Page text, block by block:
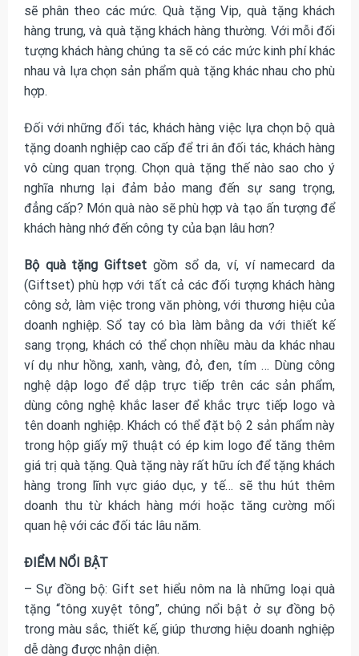
sẽ phân theo các mức. Quà tặng Vip, quà tặng khách
hàng trung, và quà tặng khách hàng thường. Với mỗi đối
tượng khách hàng chúng ta sẽ có các mức kinh phí khác
nhau và lựa chọn sản phẩm quà tặng khác nhau cho phù
hợp.
Đối với những đối tác, khách hàng việc lựa chọn bộ quà
tặng doanh nghiệp cao cấp để tri ân đối tác, khách hàng
vô cùng quan trọng. Chọn quà tặng thế nào sao cho ý
nghĩa nhưng lại đảm bảo mang đến sự sang trọng,
đẳng cấp? Món quà nào sẽ phù hợp và tạo ấn tượng để
khách hàng nhớ đến công ty của bạn lâu hơn?
Bộ quà tặng Giftset gồm sổ da, ví, ví namecard da
(Giftset) phù hợp với tất cả các đối tượng khách hàng
công sở, làm việc trong văn phòng, với thương hiệu của
doanh nghiệp. Sổ tay có bìa làm bằng da với thiết kế
sang trọng, khách có thể chọn nhiều màu da khác nhau
ví dụ như hồng, xanh, vàng, đỏ, đen, tím … Dùng công
nghệ dập logo để dập trực tiếp trên các sản phẩm,
dùng công nghệ khắc laser để khắc trực tiếp logo và
tên doanh nghiệp. Khách có thể đặt bộ 2 sản phẩm này
trong hộp giấy mỹ thuật có ép kim logo để tăng thêm
giá trị quà tặng. Quà tặng này rất hữu ích để tặng khách
hàng trong lĩnh vực giáo dục, y tế… sẽ thu hút thêm
doanh thu từ khách hàng mới hoặc tăng cường mối
quan hệ với các đối tác lâu năm.
ĐIỂM NỔI BẬT
– Sự đồng bộ: Gift set hiểu nôm na là những loại quà
tặng “tông xuyệt tông”, chúng nổi bật ở sự đồng bộ
trong màu sắc, thiết kế, giúp thương hiệu doanh nghiệp
dễ dàng được nhận diện.